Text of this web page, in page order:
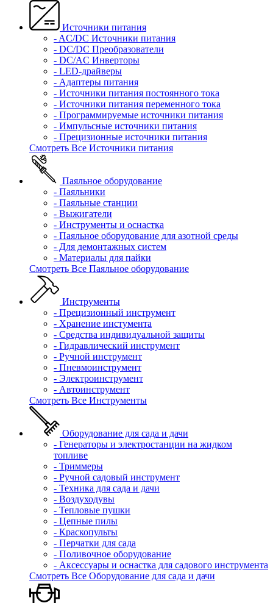
Источники питания
- AC/DC Источники питания
- DC/DC Преобразователи
- DC/AC Инверторы
- LED-драйверы
- Адаптеры питания
- Источники питания постоянного тока
- Источники питания переменного тока
- Программируемые источники питания
- Импульсные источники питания
- Прецизионные источники питания
Смотреть Все Источники питания
Паяльное оборудование
- Паяльники
- Паяльные станции
- Выжигатели
- Инструменты и оснастка
- Паяльное оборудование для азотной среды
- Для демонтажных систем
- Материалы для пайки
Смотреть Все Паяльное оборудование
Инструменты
- Прецизионный инструмент
- Хранение инстумента
- Средства индивидуальной защиты
- Гидравлический инструмент
- Ручной инструмент
- Пневмоинструмент
- Электроинструмент
- Автоинструмент
Смотреть Все Инструменты
Оборудование для сада и дачи
- Генераторы и электростанции на жидком
топливе
- Триммеры
- Ручной садовый инструмент
- Техника для сада и дачи
- Воздуходувы
- Тепловые пушки
- Цепные пилы
- Краскопульты
- Перчатки для сада
- Поливочное оборудование
- Аксессуары и оснастка для садового инструмента
Смотреть Все Оборудование для сада и дачи